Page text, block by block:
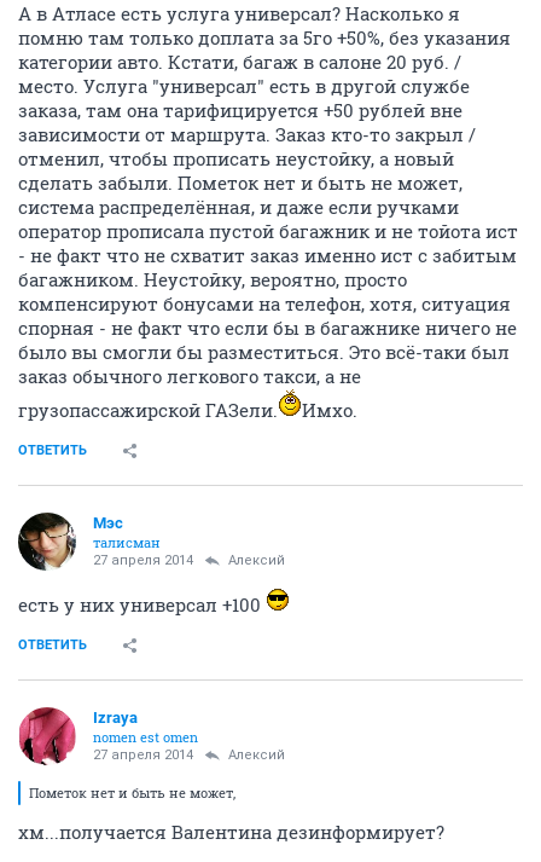
А в Атласе есть услуга универсал? Насколько я
помню там только доплата за 5го +50%, без указания
категории авто. Кстати, багаж в салоне 20 руб. /
место. Услуга "универсал" есть в другой службе
заказа, там она тарифицируется +50 рублей вне
зависимости от маршрута. Заказ кто-то закрыл /
отменил, чтобы прописать неустойку, а новый
сделать забыли. Пометок нет и быть не может,
система распределённая, и даже если ручками
оператор прописала пустой багажник и не тойота ист
- не факт что не схватит заказ именно ист с забитым
багажником. Неустойку, вероятно, просто
компенсируют бонусами на телефон, хотя, ситуация
спорная - не факт что если бы в багажнике ничего не
было вы смогли бы разместиться. Это всё-таки был
заказ обычного легкового такси, а не
грузопассажирской ГАЗели.
Имхо.
ОТВЕТИТЬ
Мэс
талисман
27 апреля 2014 Алексий
есть у них универсал +100
ОТВЕТИТЬ
Izraya
nomen est omen
27 апреля 2014 Алексий
Пометок нет и быть не может,
хм...получается Валентина дезинформирует?